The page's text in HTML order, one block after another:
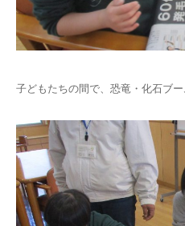
子どもたちの間で、恐竜・化石ブー